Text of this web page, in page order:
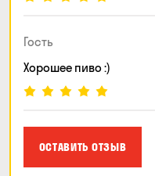
Гость
Хорошее пиво :)
ОСТАВИТЬ ОТЗЫВ